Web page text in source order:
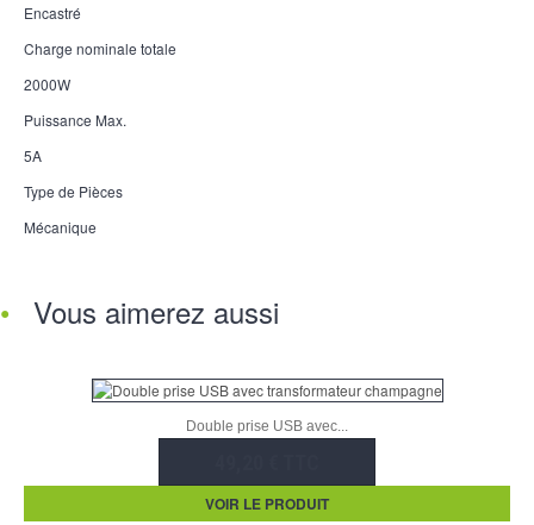
Encastré
Charge nominale totale
2000W
Puissance Max.
5A
Type de Pièces
Mécanique
Vous aimerez aussi
Double prise USB avec...
VOIR LE PRODUIT